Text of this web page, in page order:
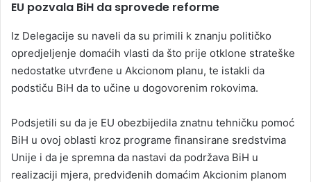
EU pozvala BiH da sprovede reforme
Iz Delegacije su naveli da su primili k znanju političko
opredjeljenje domaćih vlasti da što prije otklone strateške
nedostatke utvrđene u Akcionom planu, te istakli da
podstiču BiH da to učine u dogovorenim rokovima.
Podsjetili su da je EU obezbijedila znatnu tehničku pomoć
BiH u ovoj oblasti kroz programe finansirane sredstvima
Unije i da je spremna da nastavi da podržava BiH u
realizaciji mjera, predviđenih domaćim Akcionim planom